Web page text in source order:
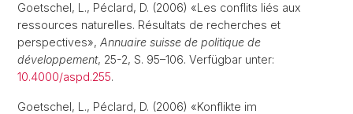
Goetschel, L., Péclard, D. (2006) «Les conflits liés aux
ressources naturelles. Résultats de recherches et
perspectives», Annuaire suisse de politique de
développement, 25-2, S. 95–106. Verfügbar unter:
10.4000/aspd.255.
Goetschel, L., Péclard, D. (2006) «Konflikte im